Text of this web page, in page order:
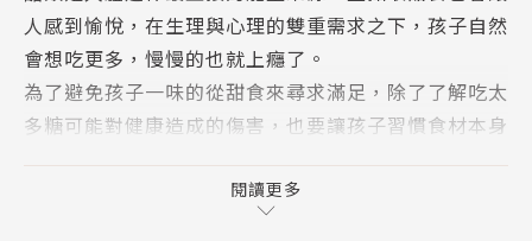
人感到愉悅，在生理與心理的雙重需求之下，孩子自然
會想吃更多，慢慢的也就上癮了。
為了避免孩子一味的從甜食來尋求滿足，除了了解吃太
多糖可能對健康造成的傷害，也要讓孩子習慣食材本身
閱讀更多